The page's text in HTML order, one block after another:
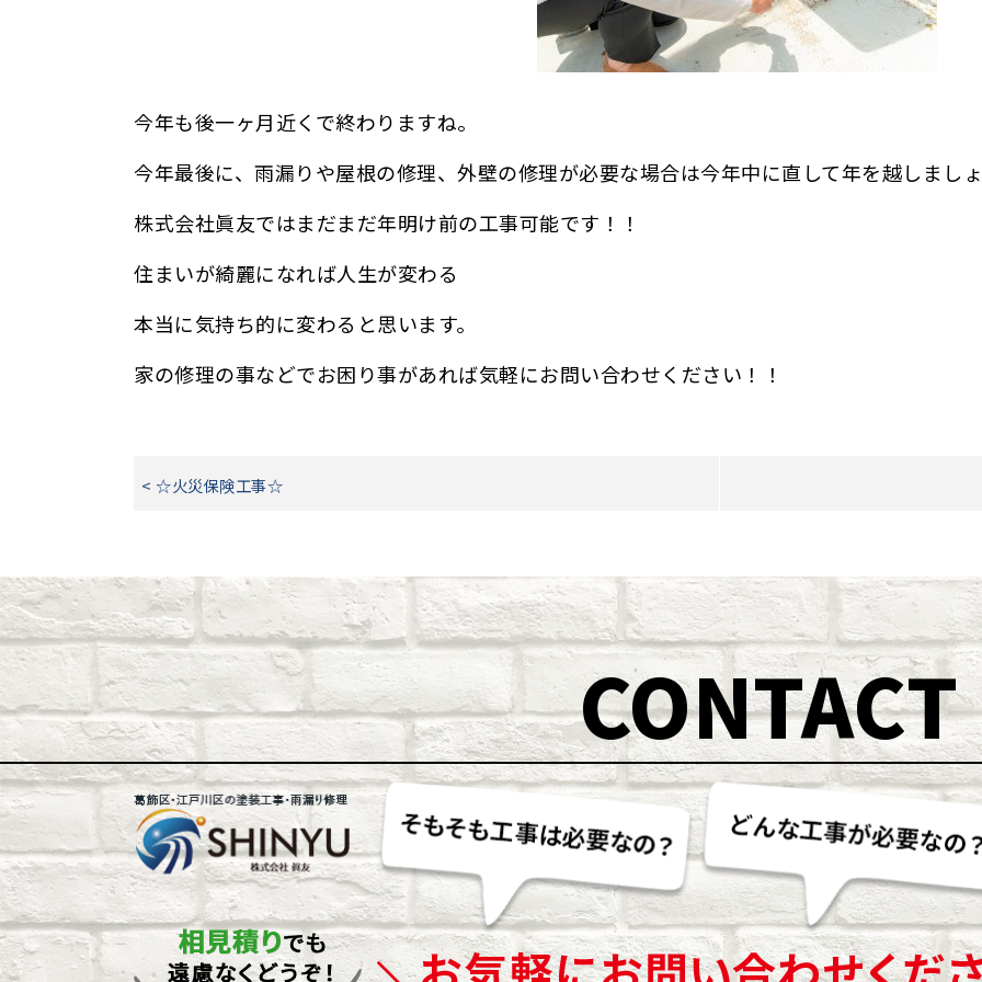
今年も後一ヶ月近くで終わりますね。
今年最後に、雨漏りや屋根の修理、外壁の修理が必要な場合は今年中に直して年を越しましょ
株式会社眞友ではまだまだ年明け前の工事可能です！！
住まいが綺麗になれば人生が変わる
本当に気持ち的に変わると思います。
家の修理の事などでお困り事があれば気軽にお問い合わせください！！
< ☆火災保険工事☆